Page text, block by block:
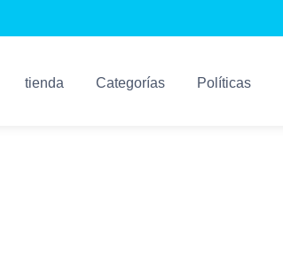
tienda Categorías Políticas